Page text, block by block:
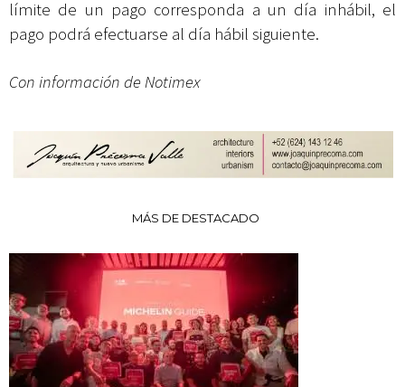
límite de un pago corresponda a un día inhábil, el
pago podrá efectuarse al día hábil siguiente.
Con información de Notimex
MÁS DE DESTACADO